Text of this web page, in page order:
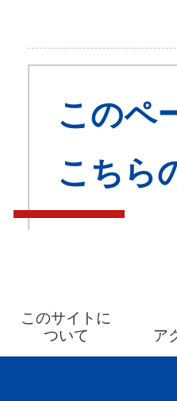
このペ
こちら
このサイトに
ついて
ア